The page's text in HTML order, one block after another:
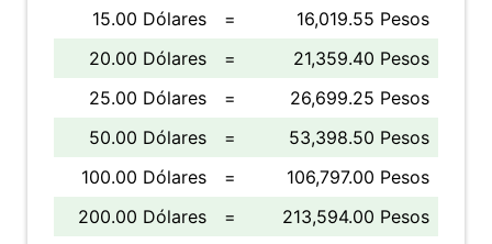
15.00 Dólares
=
16,019.55 Pesos
20.00 Dólares
=
21,359.40 Pesos
25.00 Dólares
=
26,699.25 Pesos
50.00 Dólares
=
53,398.50 Pesos
100.00 Dólares
=
106,797.00 Pesos
200.00 Dólares
=
213,594.00 Pesos